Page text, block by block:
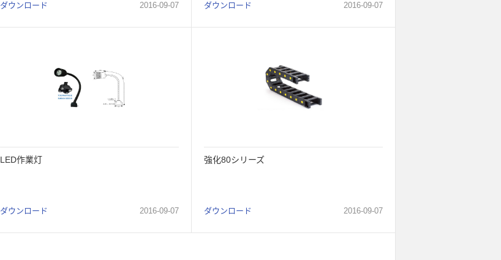
2016-09-07
ダウンロード 2016-09-07
ダウンロード
LED作業灯
2016-09-07
ダウンロード
強化80シリーズ
2016-09-07
ダウンロード